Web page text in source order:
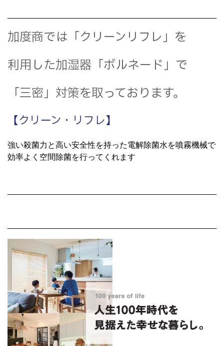
加度商では「クリーンリフレ」を
利用した加湿器「ボルネード」で
「三密」対策を取っております。
【クリーン・リフレ】
強い殺菌力と高い安全性を持った電解除菌水を噴霧機械で
効率よく空間除菌を行ってくれます